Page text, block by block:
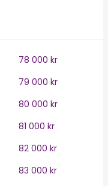
78 000 kr
79 000 kr
80 000 kr
81 000 kr
82 000 kr
83 000 kr